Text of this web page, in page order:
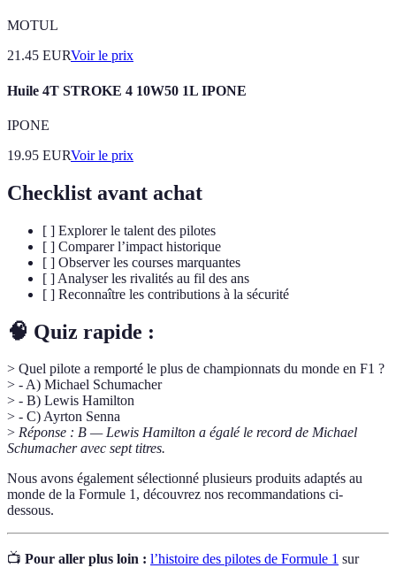
MOTUL
21.45 EURVoir le prix
Huile 4T STROKE 4 10W50 1L IPONE
IPONE
19.95 EURVoir le prix
Checklist avant achat
[ ] Explorer le talent des pilotes
[ ] Comparer l’impact historique
[ ] Observer les courses marquantes
[ ] Analyser les rivalités au fil des ans
[ ] Reconnaître les contributions à la sécurité
🧠 Quiz rapide :
> Quel pilote a remporté le plus de championnats du monde en F1 ?
> - A) Michael Schumacher
> - B) Lewis Hamilton
> - C) Ayrton Senna
> Réponse : B — Lewis Hamilton a égalé le record de Michael
Schumacher avec sept titres.
Nous avons également sélectionné plusieurs produits adaptés au
monde de la Formule 1, découvrez nos recommandations ci-
dessous.
📺 Pour aller plus loin : l’histoire des pilotes de Formule 1 sur